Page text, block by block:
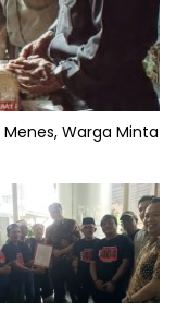
Warga Minta